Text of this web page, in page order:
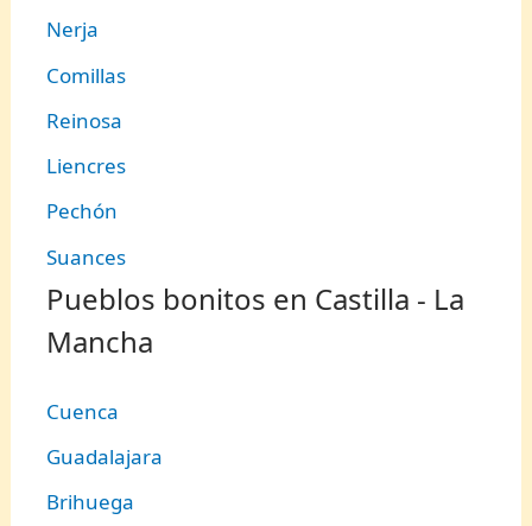
Nerja
Comillas
Reinosa
Liencres
Pechón
Suances
Pueblos bonitos en Castilla - La
Mancha
Cuenca
Guadalajara
Brihuega